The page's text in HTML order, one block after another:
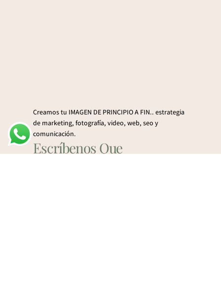
Creamos tu IMAGEN DE PRINCIPIO A FIN.. estrategia
de marketing, fotografía, video, web, seo y
comunicación.
Escríbenos Que